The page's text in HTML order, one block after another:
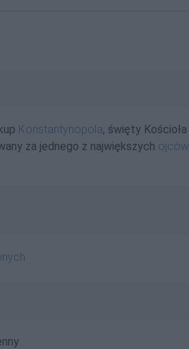
Konstantynopola, święty Kościoła
za jednego z największych ojców